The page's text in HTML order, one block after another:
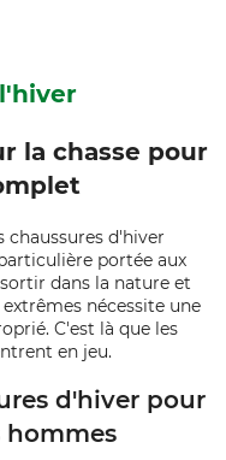
la chasse pour
chaussures d'hiver
portée aux
dans la nature et
nécessite une
C'est là que les
en jeu.
d'hiver pour
hommes